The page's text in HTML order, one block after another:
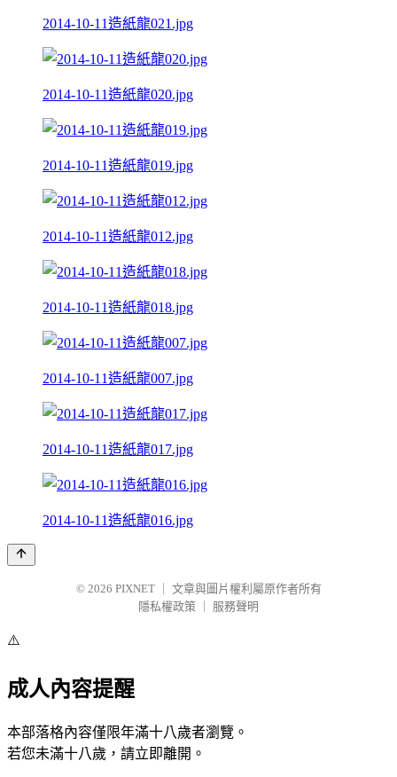
2014-10-11造紙龍021.jpg
2014-10-11造紙龍020.jpg
2014-10-11造紙龍019.jpg
2014-10-11造紙龍012.jpg
2014-10-11造紙龍018.jpg
2014-10-11造紙龍007.jpg
2014-10-11造紙龍017.jpg
2014-10-11造紙龍016.jpg
© 2026 PIXNET
文章與圖片權利屬原作者所有
隱私權政策
服務聲明
⚠️
成人內容提醒
本部落格內容僅限年滿十八歲者瀏覽。
若您未滿十八歲，請立即離開。